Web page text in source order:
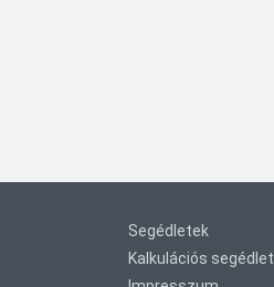
Segédletek
Kalkulációs segédlet